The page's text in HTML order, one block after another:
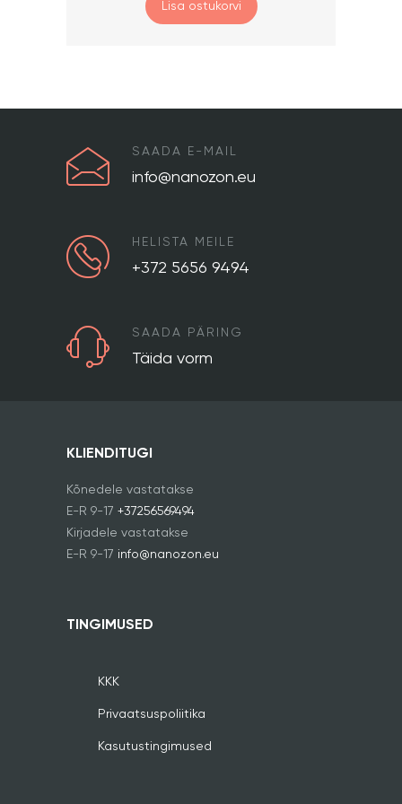
Lisa ostukorvi
SAADA E-MAIL
info@nanozon.eu
HELISTA MEILE
+372 5656 9494
SAADA PÄRING
Täida vorm
KLIENDITUGI
Kõnedele vastatakse
E-R 9-17 +37256569494
Kirjadele vastatakse
E-R 9-17 info@nanozon.eu
TINGIMUSED
KKK
Privaatsuspoliitika
Kasutustingimused